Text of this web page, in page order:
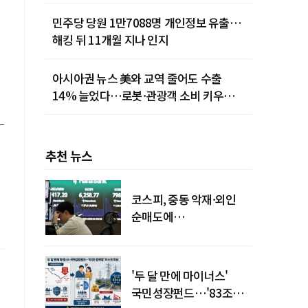
민주당 당원 1만7088명 개인정보 유출…
해킹 뒤 11개월 지나 인지
아시아권 뉴스 美와 교역 줄어도 수출
14% 늘었다…로봇·관광객 소비 키우는
추천 뉴스
코스피, 중동 악재·외인
순매도에
'두 달 만에 마이너스'
국민성장펀드…'83조